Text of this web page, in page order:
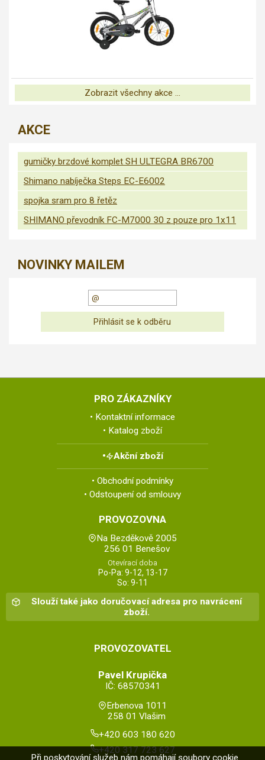
Zobrazit všechny akce ...
AKCE
gumičky brzdové komplet SH ULTEGRA BR6700
Shimano nabíječka Steps EC-E6002
spojka sram pro 8 řetěz
SHIMANO převodník FC-M7000 30 z pouze pro 1x11
NOVINKY MAILEM
PRO ZÁKAZNÍKY
Kontaktní informace
Katalog zboží
Akční zboží
Obchodní podmínky
Odstoupení od smlouvy
PROVOZOVNA
Na Bezděkově 2005
256 01 Benešov
Otevírací doba
Po-Pa: 9-12, 13-17
So: 9-11
Slouží také jako doručovací adresa pro navrácení
zboží.
PROVOZOVATEL
Pavel Krupička
IČ: 68570341
Erbenova 1011
258 01 Vlašim
+420 603 180 620
+420 317 723 627
Při poskytování služeb nám pomáhají soubory cookie.